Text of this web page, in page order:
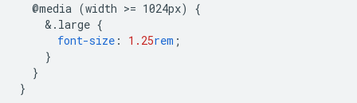
@media (width >= 1024px)
{
& .large {
font-size : 1.25rem ;
}
}
}